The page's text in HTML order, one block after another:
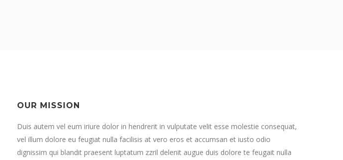
OUR MISSION
Duis autem vel eum iriure dolor in hendrerit in vulputate velit esse molestie consequat,
vel illum dolore eu feugiat nulla facilisis at vero eros et accumsan et iusto odio
dignissim qui blandit praesent luptatum zzril delenit augue duis dolore te feugait nulla